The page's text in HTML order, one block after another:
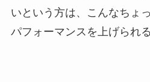
いという方は、こんなちょ
パフォーマンスを上げられ